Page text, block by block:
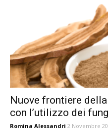
Nuove frontiere
con l’utilizzo dei
Romina Alessandri 2 Novembre